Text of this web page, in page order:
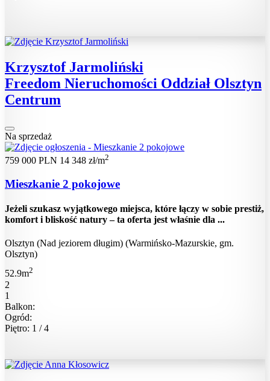
Krzysztof Jarmoliński
Freedom Nieruchomości Oddział Olsztyn
Centrum
Na sprzedaż
759 000 PLN 14 348 zł/m2
Mieszkanie 2 pokojowe
Jeżeli szukasz wyjątkowego miejsca, które łączy w sobie prestiż,
komfort i bliskość natury – ta oferta jest właśnie dla ...
Olsztyn (Nad jeziorem długim) (Warmińsko-Mazurskie, gm.
Olsztyn)
52.9m2
2
1
Balkon:
Ogród:
Piętro: 1 / 4